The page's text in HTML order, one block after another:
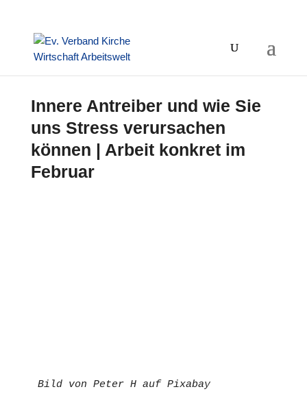
Innere Antreiber und wie Sie
uns Stress verursachen
können | Arbeit konkret im
Februar
Bild von Peter H auf Pixabay